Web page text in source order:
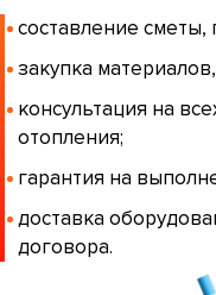
составление сметы,
закупка
консультация на
отопления;
гарантия на
доставка
договора.